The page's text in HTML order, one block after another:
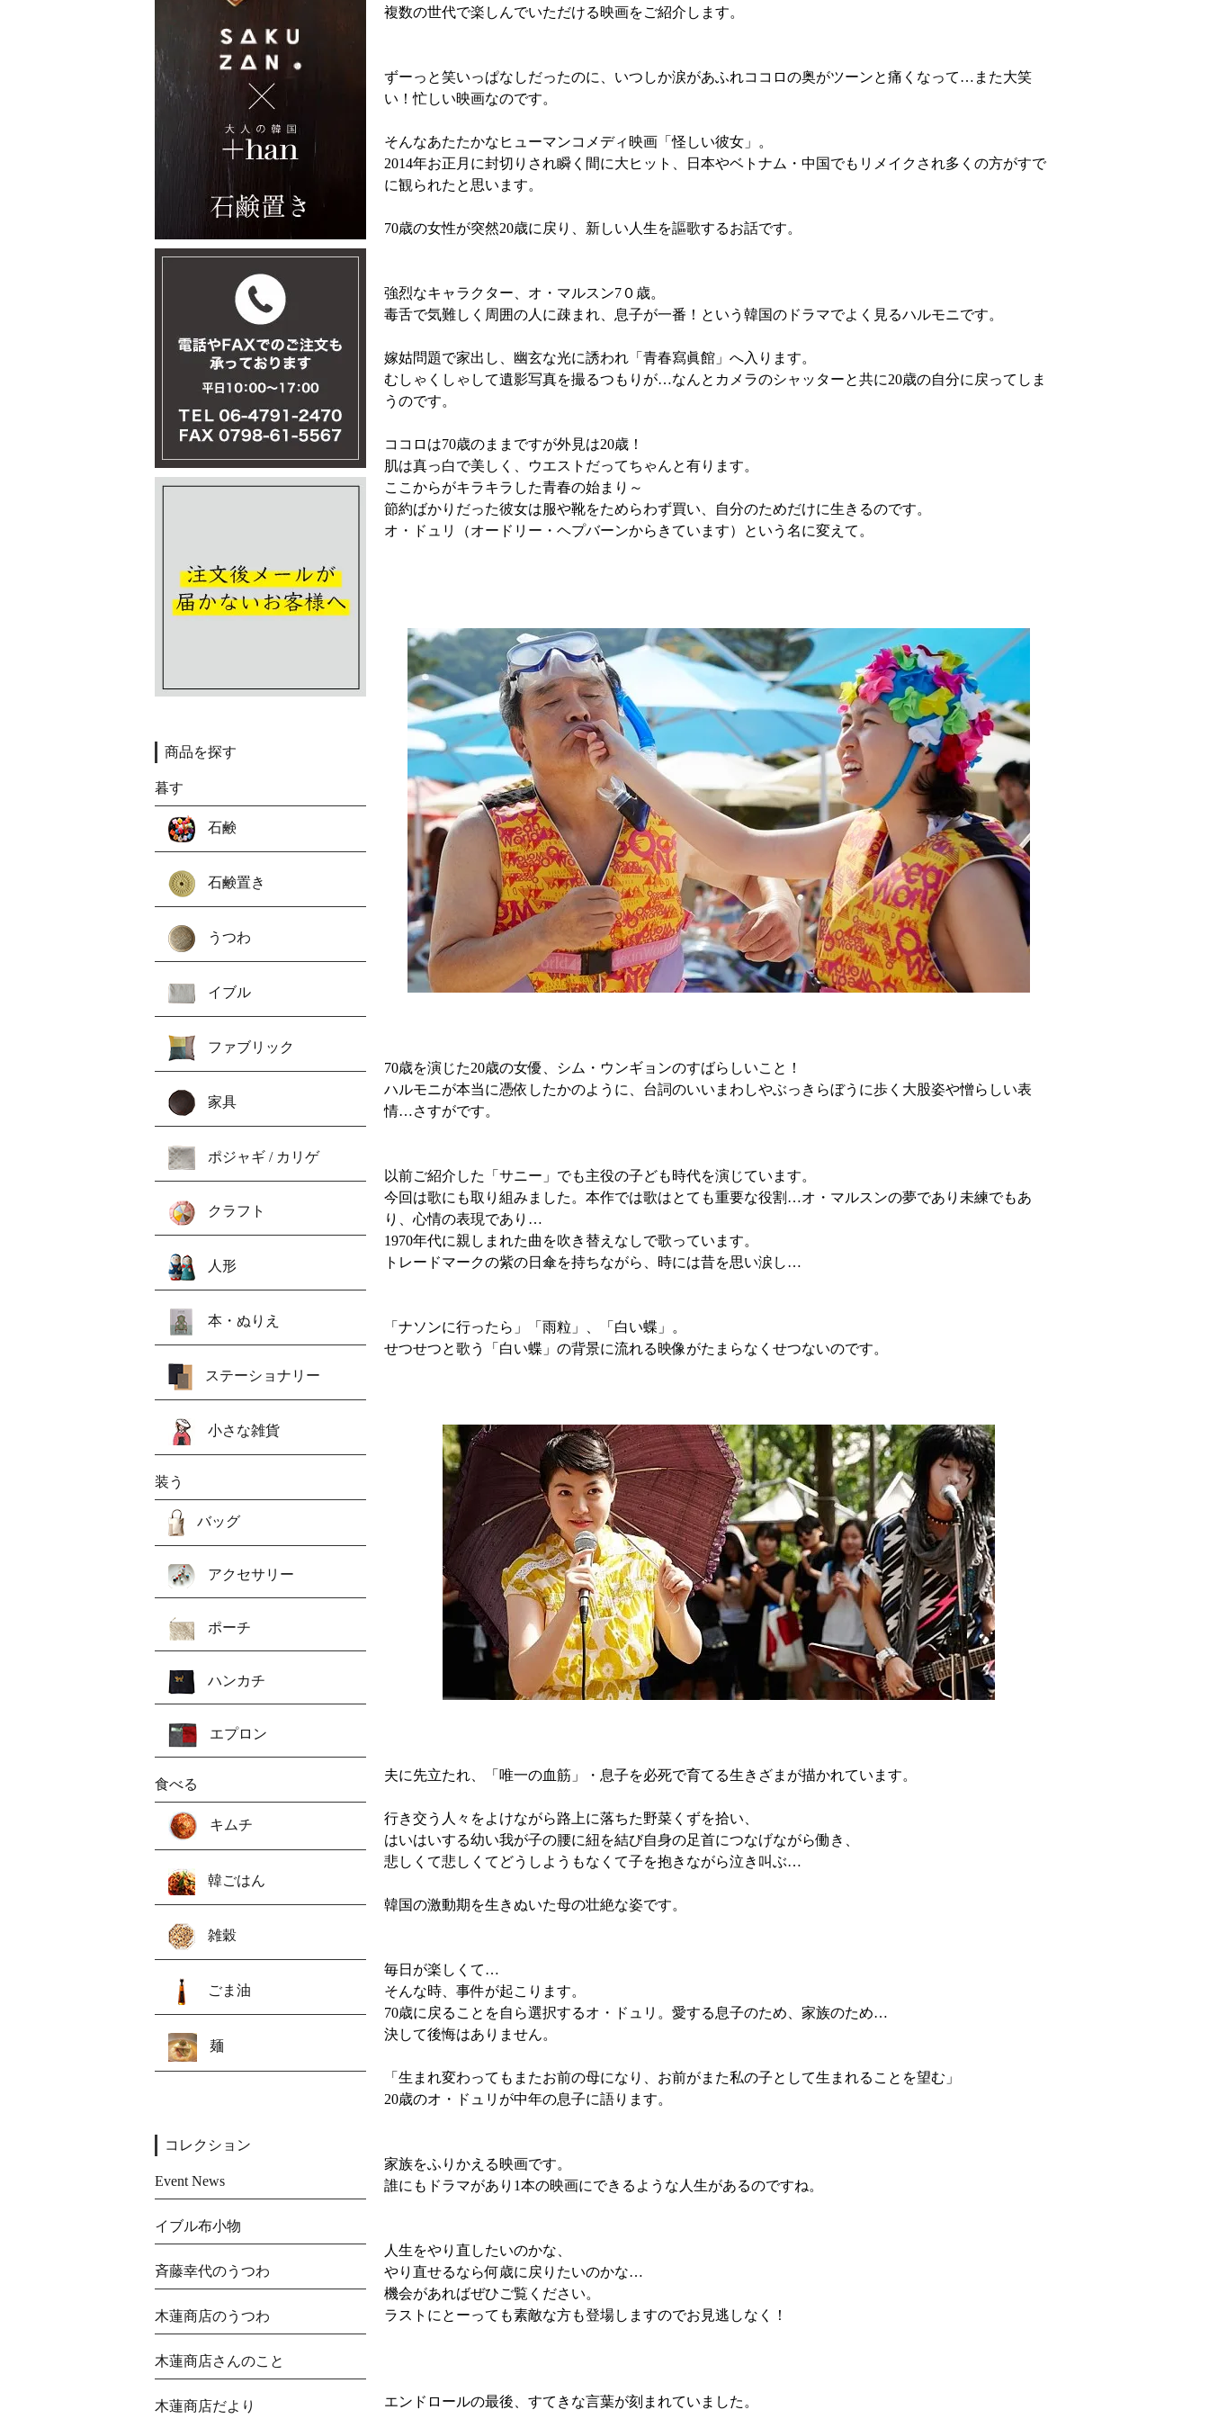
複数の世代で楽しんでいただける映画をご紹介します。
ずーっと笑いっぱなしだったのに、いつしか涙があふれココロの奥がツーンと痛くなって…また大笑
い！忙しい映画なのです。
そんなあたたかなヒューマンコメディ映画「怪しい彼女」。
2014年お正月に封切りされ瞬く間に大ヒット、日本やベトナム・中国でもリメイクされ多くの方がすで
に観られたと思います。
70歳の女性が突然20歳に戻り、新しい人生を謳歌するお話です。
強烈なキャラクター、オ・マルスン7０歳。
毒舌で気難しく周囲の人に疎まれ、息子が一番！という韓国のドラマでよく見るハルモニです。
嫁姑問題で家出し、幽玄な光に誘われ「青春寫眞館」へ入ります。
むしゃくしゃして遺影写真を撮るつもりが…なんとカメラのシャッターと共に20歳の自分に戻ってしま
うのです。
ココロは70歳のままですが外見は20歳！
肌は真っ白で美しく、ウエストだってちゃんと有ります。
ここからがキラキラした青春の始まり～
節約ばかりだった彼女は服や靴をためらわず買い、自分のためだけに生きるのです。
オ・ドュリ（オードリー・ヘプバーンからきています）という名に変えて。
70歳を演じた20歳の女優、シム・ウンギョンのすばらしいこと！
ハルモニが本当に憑依したかのように、台詞のいいまわしやぶっきらぼうに歩く大股姿や憎らしい表
情…さすがです。
以前ご紹介した「サニー」でも主役の子ども時代を演じています。
今回は歌にも取り組みました。本作では歌はとても重要な役割…オ・マルスンの夢であり未練でもあ
り、心情の表現であり…
1970年代に親しまれた曲を吹き替えなしで歌っています。
トレードマークの紫の日傘を持ちながら、時には昔を思い涙し…
「ナソンに行ったら」「雨粒」、「白い蝶」。
せつせつと歌う「白い蝶」の背景に流れる映像がたまらなくせつないのです。
夫に先立たれ、「唯一の血筋」・息子を必死で育てる生きざまが描かれています。
行き交う人々をよけながら路上に落ちた野菜くずを拾い、
はいはいする幼い我が子の腰に紐を結び自身の足首につなげながら働き、
悲しくて悲しくてどうしようもなくて子を抱きながら泣き叫ぶ…
韓国の激動期を生きぬいた母の壮絶な姿です。
毎日が楽しくて…
そんな時、事件が起こります。
70歳に戻ることを自ら選択するオ・ドュリ。愛する息子のため、家族のため…
決して後悔はありません。
「生まれ変わってもまたお前の母になり、お前がまた私の子として生まれることを望む」
20歳のオ・ドュリが中年の息子に語ります。
家族をふりかえる映画です。
誰にもドラマがあり1本の映画にできるような人生があるのですね。
人生をやり直したいのかな、
やり直せるなら何歳に戻りたいのかな…
機会があればぜひご覧ください。
ラストにとーっても素敵な方も登場しますのでお見逃しなく！
エンドロールの最後、すてきな言葉が刻まれていました。
商品を探す
暮す
石鹸
石鹸置き
うつわ
イブル
ファブリック
家具
ポジャギ / カリゲ
クラフト
人形
本・ぬりえ
ステーショナリー
小さな雑貨
装う
バッグ
アクセサリー
ポーチ
ハンカチ
エプロン
食べる
キムチ
韓ごはん
雑穀
ごま油
麺
コレクション
Event News
イブル布小物
斉藤幸代のうつわ
木蓮商店のうつわ
木蓮商店さんのこと
木蓮商店だより